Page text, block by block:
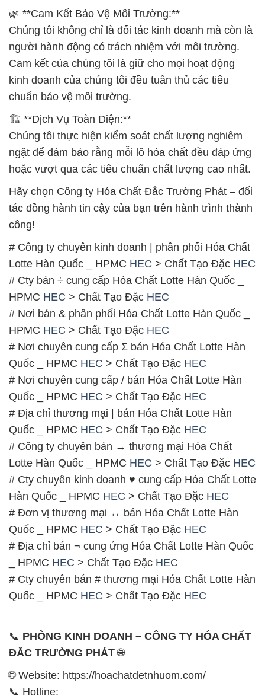
ngặt để đảm bảo rằng mỗi lô hóa chất đều đáp ứng
hoặc vượt qua các tiêu chuẩn chất lượng cao nhất.
Hãy chọn Công ty Hóa Chất Đắc Trường Phát – đối
tác đồng hành tin cậy của bạn trên hành trình thành
công!
# Công ty chuyên kinh doanh | phân phối Hóa Chất
Lotte Hàn Quốc _ HPMCHEC
# Cty bán ÷ cung cấp Hóa Chất Lotte Hàn Quốc _
HPMCHEC> Chất Tạo Đặc HEC
# Nơi bán & phân phối Hóa Chất Lotte Hàn Quốc _
HPMC
> Chất Tạo Đặc
HEC
# Nơi chuyên cung cấp Σ bán Hóa Chất Lotte Hàn
Quốc _ HPMC
> Chất Tạo Đặc
# Nơi chuyên cung cấp / bán Hóa Chất Lotte Hàn
Quốc _ HPMCHEC> Chất Tạo ĐặcHEC
# Địa chỉ thương mại | bán Hóa Chất Lotte Hàn
Quốc _ HPMC HEC> Chất Tạo Đặc HEC
# Công ty chuyên bán → thương mại Hóa Chất
Lotte Hàn Quốc _ HPMCHEC > Chất Tạo ĐặcHEC
# Cty chuyên kinh doanh ♥ cung cấp Hóa Chất Lotte
Hàn Quốc _ HPMCHEC> Chất Tạo ĐặcHEC
# Đơn vị thương mại ↔ bán Hóa Chất Lotte Hàn
Quốc _ HPMCHEC> Chất Tạo ĐặcHEC
# Địa chỉ bán ¬ cung ứng Hóa Chất Lotte Hàn Quốc
_ HPMC HEC> Chất Tạo ĐặcHEC
# Cty chuyên bán # thương mại Hóa Chất Lotte Hàn
Quốc _ HPMCHEC> Chất Tạo Đặc HEC
📞
PHÒNG KINH DOANH – CÔNG TY HÓA CHẤT
ĐẮC TRƯỜNG PHÁT
🌐 Website: https://hoachatdetnhuom.com/
📞 Hotline:
– 0933.920.505 – 028.3504.5555
– 028.3756.1835 – 028.3756.1840 –
– 0932.660.696 – 0901.326.566 – 0906.387.866 –
0902.765.866
📧 Email: hoachat@dactruongphat.vn
GIỜ LÀM VIỆC TẠI CÔNG TY HÓA CHẤT ĐẮC